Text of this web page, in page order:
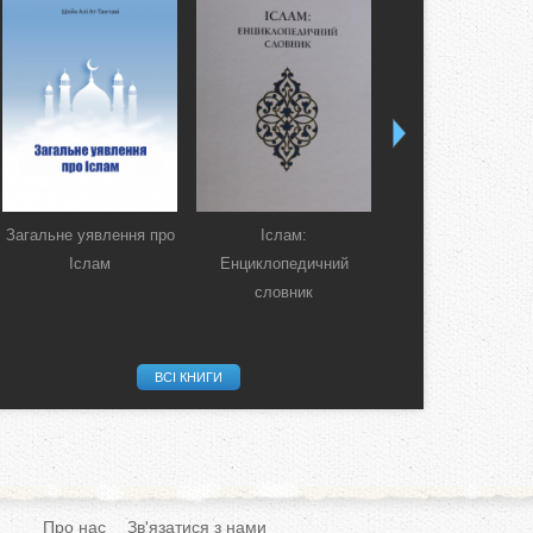
Загальне уявлення про
Іслам
Іслам:
Енциклопедичний
словник
Коран.
смислів
ВСІ КНИГИ
Про нас Зв'язатися з нами